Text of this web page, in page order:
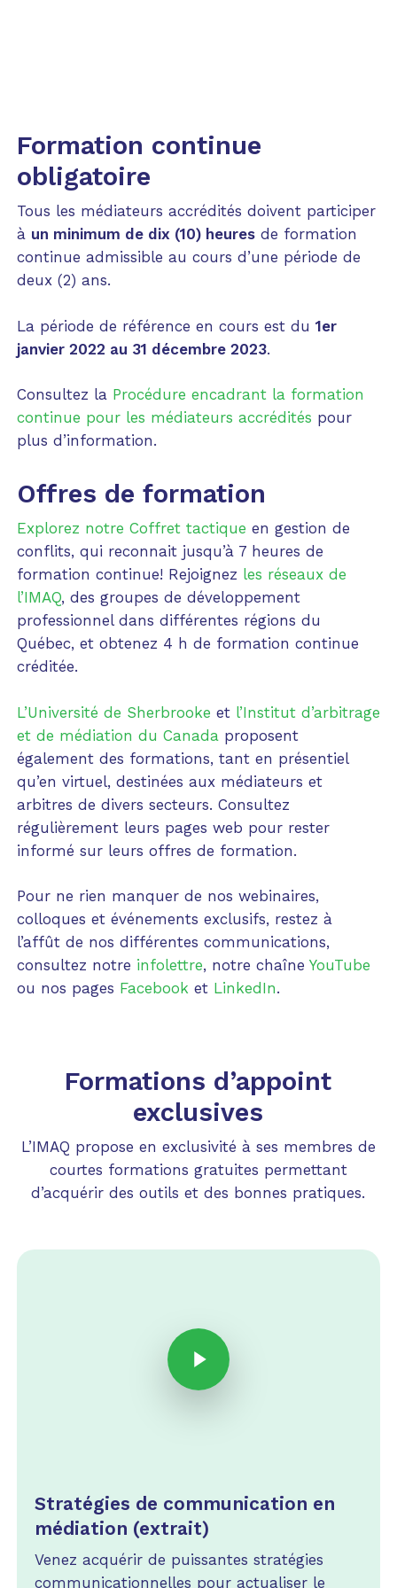
Formation continue
obligatoire
Tous les médiateurs accrédités doivent participer
à un minimum de dix (10) heuresde formation
continue admissible au cours d’une période de
deux (2) ans.
La période de référence en cours est du 1er
janvier 2022 au 31 décembre 2023.
Consultez la Procédure encadrant la formation
continue pour les médiateurs accrédités pour
plus d’information.
Offres de formation
Explorez notre Coffret tactique en gestion de
conflits, qui reconnait jusqu’à 7 heures de
formation continue! Rejoignez les réseaux de
l’IMAQ, des groupes de développement
professionnel dans différentes régions du
Québec, et obtenez 4 h de formation continue
créditée.
L’Université de Sherbrooke et l’Institut d’arbitrage
et de médiation du Canada proposent
également des formations, tant en présentiel
qu’en virtuel, destinées aux médiateurs et
arbitres de divers secteurs. Consultez
régulièrement leurs pages web pour rester
informé sur leurs offres de formation.
Pour ne rien manquer de nos webinaires,
colloques et événements exclusifs, restez à
l’affût de nos différentes communications,
consultez notre infolettre, notre chaîne YouTube
ou nos pages Facebooket LinkedIn.
Formations d’appoint
exclusives
L’IMAQ propose en exclusivité à ses membres de
courtes formations gratuites permettant
d’acquérir des outils et des bonnes pratiques.
Play Video
Stratégies de communication en
médiation (extrait)
Venez acquérir de puissantes stratégies
communicationnelles pour actualiser le